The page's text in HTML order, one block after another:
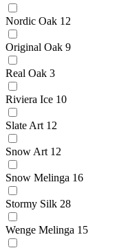
Nordic Oak 12
Original Oak 9
Real Oak 3
Riviera Ice 10
Slate Art 12
Snow Art 12
Snow Melinga 16
Stormy Silk 28
Wenge Melinga 15